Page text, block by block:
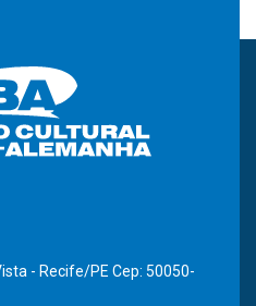
- Recife/PE Cep: 50050-